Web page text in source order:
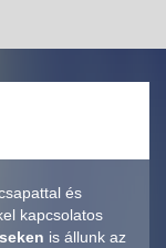
és
kapcsolatos
is állunk az